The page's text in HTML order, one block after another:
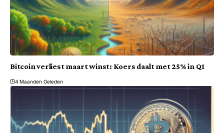
Bitcoin verliest maart winst: Koers daalt met 25% in Q1
4 Maanden Geleden